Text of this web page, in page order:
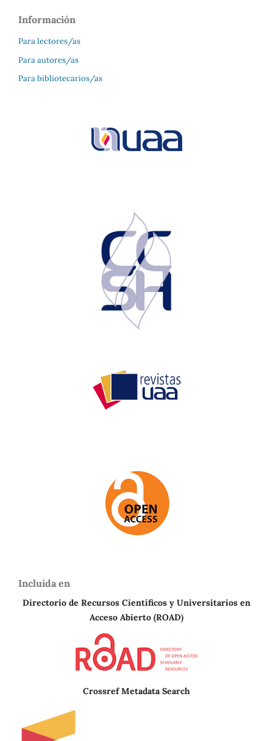
Información
Para lectores/as
Para autores/as
Para bibliotecarios/as
Incluida en
Directorio de Recursos Científicos y Universitarios en
Acceso Abierto (ROAD)
Crossref Metadata Search